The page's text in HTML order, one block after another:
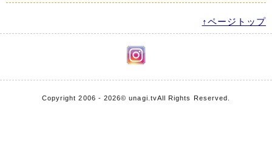
↑ページトップ
Copyright 2006 - 2026© unagi.tvAll Rights Reserved.